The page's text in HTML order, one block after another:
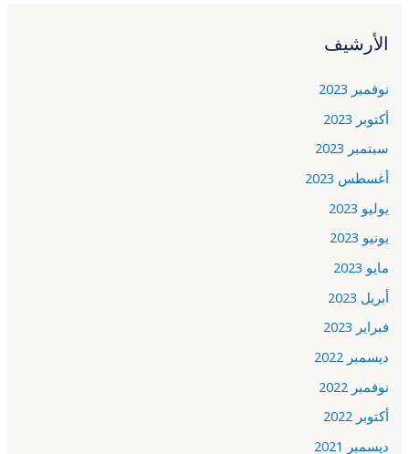
الأرشيف
نوفمبر 2023
أكتوبر 2023
سبتمبر 2023
أغسطس 2023
يوليو 2023
يونيو 2023
مايو 2023
أبريل 2023
فبراير 2023
ديسمبر 2022
نوفمبر 2022
أكتوبر 2022
ديسمبر 2021